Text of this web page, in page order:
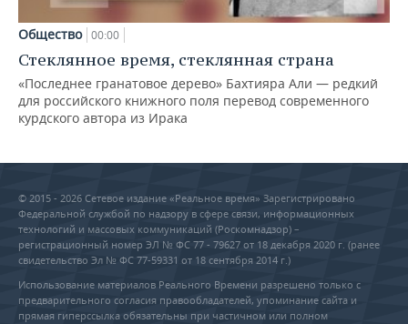
Общество 00:00
Стеклянное время, стеклянная страна
«Последнее гранатовое дерево» Бахтияра Али — редкий
для российского книжного поля перевод современного
курдского автора из Ирака
© 2015 - 2026 Сетевое издание «Реальное время» Зарегистрировано
Федеральной службой по надзору в сфере связи, информационных
технологий и массовых коммуникаций (Роскомнадзор) –
регистрационный номер ЭЛ № ФС 77 - 79627 от 18 декабря 2020 г. (ранее
свидетельство Эл № ФС 77-59331 от 18 сентября 2014 г.)
Использование материалов Реального Времени разрешено только с
предварительного согласия правообладателей, упоминание сайта и
прямая гиперссылка обязательны при частичном или полном